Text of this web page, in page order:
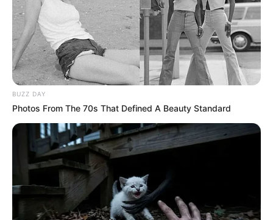
Abuelos recibirán pago e Colombia Mayor
Por: Jhonatan Bello Florez
Marzo 25, 2025
COMPARTIR
UNIRSE AL CANAL DE WHATSAPP
A partir del1 de julio de 2025 , el
Colombiatendrá importantes modificaciones. En este
nuevo esquema, las
mujeres con menos de 750
semanas cotizadasy loshombres con menos de 900
BUZZ DAY
Photos From The 70s That Defined A Beauty Standard